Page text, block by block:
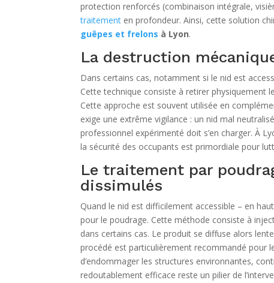
protection renforcés (combinaison intégrale,
traitement en profondeur. Ainsi, cette solution
guêpes et frelons à Lyon.
La destruction
Dans certains cas, notamment si le nid est
Cette technique consiste à retirer physiquement
Cette approche est souvent utilisée en
exige une extrême vigilance : un nid mal
professionnel expérimenté doit s’en charger. À
la sécurité des occupants est primordiale pour
Le traitement par
dissimulés
Quand le nid est difficilement accessible – en
pour le poudrage. Cette méthode consiste à
dans certains cas. Le produit se diffuse alors
procédé est particulièrement recommandé pour
d’endommager les structures environnantes,
redoutablement efficace reste un pilier de